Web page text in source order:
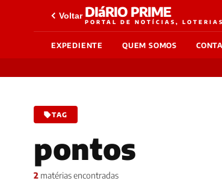
Voltar DIáRIO PRIME
PORTAL DE NOTÍCIAS,
EXPEDIENTE QUEM SOMOS
TAG
pontos
2 matérias encontradas